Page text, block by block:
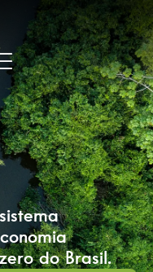
do Brasil.